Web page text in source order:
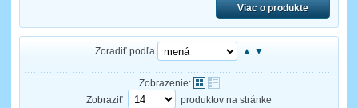
Viac o produkte
Zoradiť podľa ▲ ▼
Zobrazenie:
Zobraziť
produktov na stránke